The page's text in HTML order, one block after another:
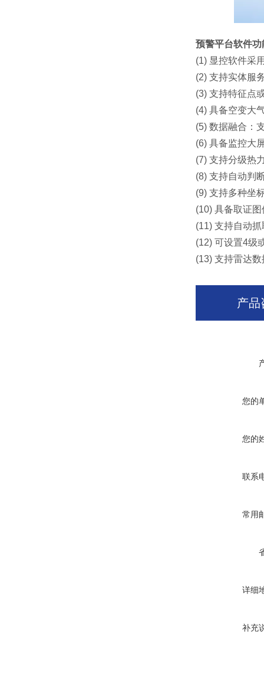
预警平台软件
(1) 显控软件采
(2) 支持实体服
(3) 支持特征点
(4) 具备空变大
(5) 数据融合：
(6) 具备监控大
(7) 支持分级热
(8) 支持自动判
(9) 支持多种坐
(10) 具备取证
(11) 支持自动
(12) 可设置4级
(13) 支持雷达
产品
您的
您的
联系
常用
详细
补充